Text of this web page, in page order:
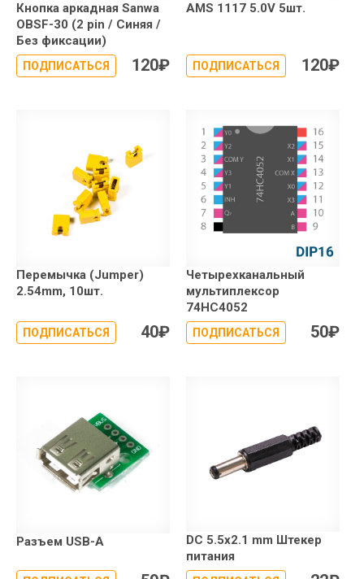
Кнопка аркадная Sanwa
OBSF-30 (2 pin / Синяя /
Без фиксации)
ПОДПИСАТЬСЯ 120₽
AMS 1117 5.0V 5шт.
ПОДПИСАТЬСЯ 120₽
Перемычка (Jumper)
2.54mm, 10шт.
ПОДПИСАТЬСЯ 40₽
Четырехканальный
мультиплексор
74HC4052
ПОДПИСАТЬСЯ 50₽
Разъем USB-A
DC 5.5x2.1 mm Штекер
питания